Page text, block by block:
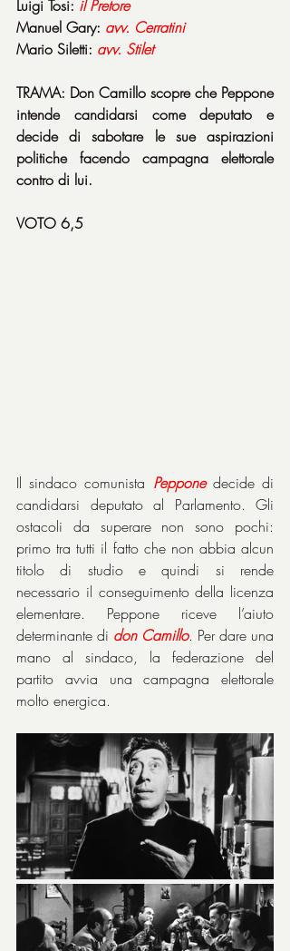
Luigi Tosi: il Pretore
Manuel Gary: avv. Cerratini
Mario Siletti: avv. Stilet
TRAMA: Don Camillo scopre che Peppone
intende candidarsi come deputato e
decide di sabotare le sue aspirazioni
politiche facendo campagna elettorale
contro di lui.
VOTO 6,5
Il sindaco comunista Peppone decide di
candidarsi deputato al Parlamento. Gli
ostacoli da superare non sono pochi:
primo tra tutti il fatto che non abbia alcun
titolo di studio e quindi si rende
necessario il conseguimento della licenza
elementare. Peppone riceve l’aiuto
determinante di don Camillo. Per dare una
mano al sindaco, la federazione del
partito avvia una campagna elettorale
molto energica.